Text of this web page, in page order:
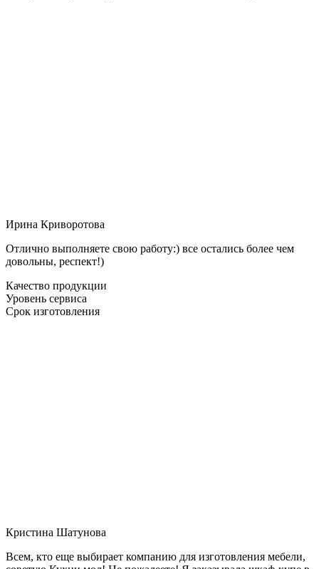
Ирина Криворотова
Отлично выполняете свою работу:) все остались более чем
довольны, респект!)
Качество продукции
Уровень сервиса
Срок изготовления
Кристина Шатунова
Всем, кто еще выбирает компанию для изготовления мебели,